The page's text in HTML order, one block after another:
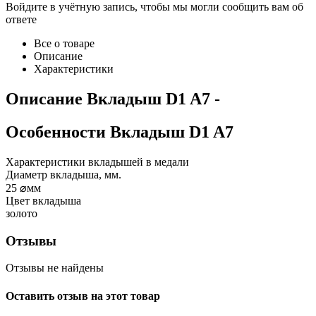
Войдите в учётную запись, чтобы мы могли сообщить вам об
ответе
Все о товаре
Описание
Характеристики
Описание Вкладыш D1 A7 -
Особенности Вкладыш D1 A7
Характеристики вкладышей в медали
Диаметр вкладыша, мм.
25 ⌀мм
Цвет вкладыша
золото
Отзывы
Отзывы не найдены
Оставить отзыв на этот товар